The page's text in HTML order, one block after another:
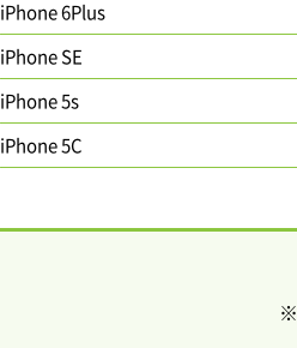
iPhone 6Plus
iPhone SE
iPhone 5s
iPhone 5C